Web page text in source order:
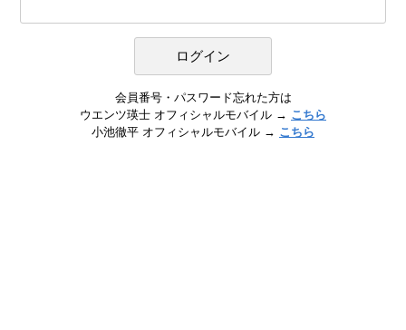
会員番号・パスワード忘れた方は
ウエンツ瑛士 オフィシャルモバイル → こちら
小池徹平 オフィシャルモバイル → こちら